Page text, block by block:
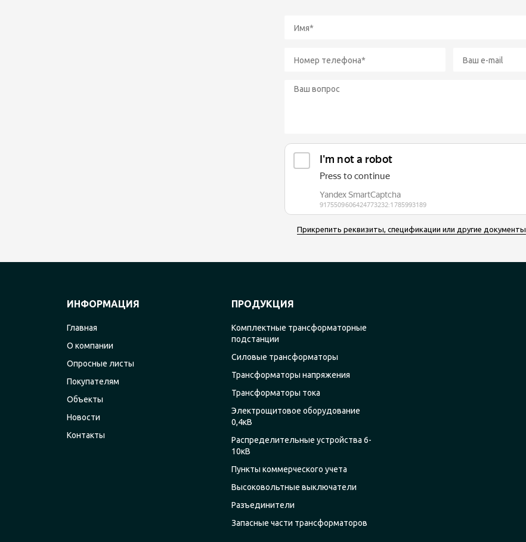
Прикрепить реквизиты, спецификации или другие документы
ИНФОРМАЦИЯ
Главная
О компании
Опросные листы
Покупателям
Объекты
Новости
Контакты
ПРОДУКЦИЯ
Комплектные трансформаторные
подстанции
Силовые трансформаторы
Трансформаторы напряжения
Трансформаторы тока
Электрощитовое оборудование
0,4кВ
Распределительные устройства 6-
10кВ
Пункты коммерческого учета
Высоковольтные выключатели
Разъединители
Запасные части трансформаторов